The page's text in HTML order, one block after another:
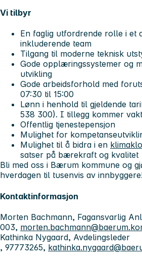
Vi tilbyr
En faglig utfordrende rolle i et
inkluderende team
Tilgang til moderne teknisk
Gode opplæringssystemer og
utvikling
Gode arbeidsforhold med
07:30 til 15:00
Lønn i henhold til gjeldende
538 300). I tillegg kommer
Offentlig tjenestepensjon
Mulighet for
Mulighet til å bidra i en
satser på bærekraft og kvalitet
Bli med oss i Bærum kommune og
hverdagen til tusenvis av
Kontaktinformasjon
Morten Bachmann, Fagansvarlig
003,
Kathinka Nygaard, Avdelingsleder
, 97773265,